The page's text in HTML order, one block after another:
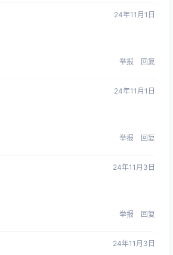
24年11月1日
举报 回复
24年11月1日
举报 回复
24年11月3日
举报 回复
24年11月3日